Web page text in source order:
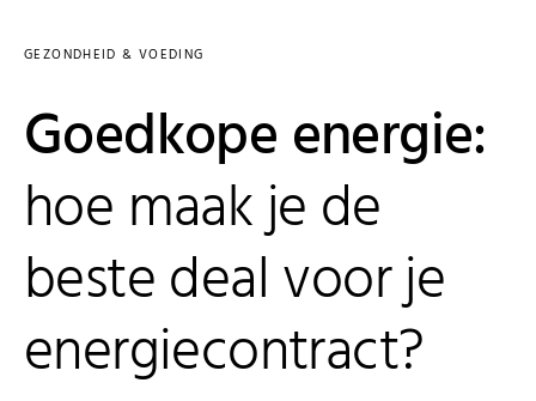
GEZONDHEID & VOEDING
Goedkope energie:
hoe maak je de
beste deal voor je
energiecontract?